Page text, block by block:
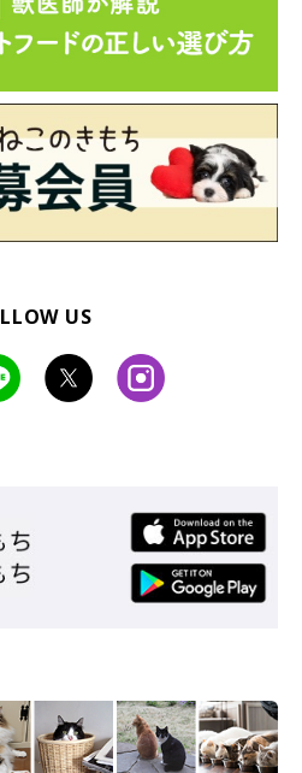
あるようで、日常ではどらみちゃ
うことも多いのだとか。
といい時間に起こしてくれる“ス
ろいコですね（笑）」
US